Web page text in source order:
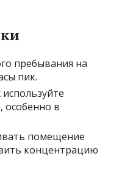
пребывания на
пик.
особенно в
помещение
концентрацию